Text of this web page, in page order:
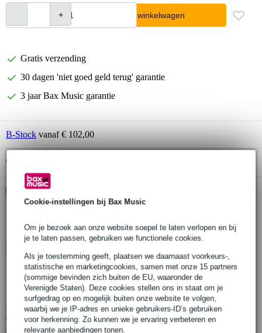
Cookie-instellingen bij Bax Music
Om je bezoek aan onze website soepel te laten verlopen en bij
je te laten passen, gebruiken we functionele cookies.
Als je toestemming geeft, plaatsen we daarnaast voorkeurs-,
statistische en marketingcookies, samen met onze 15 partners
(sommige bevinden zich buiten de EU, waaronder de
Verenigde Staten). Deze cookies stellen ons in staat om je
surfgedrag op en mogelijk buiten onze website te volgen,
waarbij we je IP-adres en unieke gebruikers-ID’s gebruiken
voor herkenning. Zo kunnen we je ervaring verbeteren en
relevante aanbiedingen tonen.
In winkelwagen
Gratis verzending
30 dagen 'niet goed geld terug' garantie
3 jaar Bax Music garantie
B-Stock vanaf € 102,00
Kies nu voor 2 jaar extra Bax Music garantie en meer
voordelen
Productinformatie
Roland piano-onderstel
model: KSC-70 (wit)
geschikt voor: Roland FP-30 (wit)
Bekijk alle productspecificaties